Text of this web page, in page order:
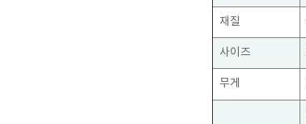
재질
사이즈
무게